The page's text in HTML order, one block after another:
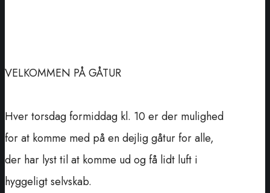
VELKOMMEN PÅ GÅTUR
Hver torsdag formiddag kl. 10 er der mulighed
for at komme med på en dejlig gåtur for alle,
der har lyst til at komme ud og få lidt luft i
hyggeligt selvskab.